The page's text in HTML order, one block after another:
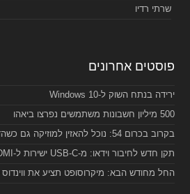
שרתי רדיו
פוסטים אחרונים
ירידה בנתח השוק ל-Windows 10
500 מיליון חשבונות משתמשים נפרצו ביאהו
בקרוב בכרום 54: נוכל להאזין למוזיקה גם כשהדפדפן סגור
תקן חדש לחיבור וידאו: מ-USB-C ישירות ל-HDMI
החל מחודש הבא: מיקרוסופט תציע את ווינדוס 10 לארגונים ב-7